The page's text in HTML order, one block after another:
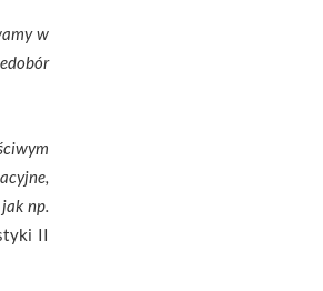
w
np.
II